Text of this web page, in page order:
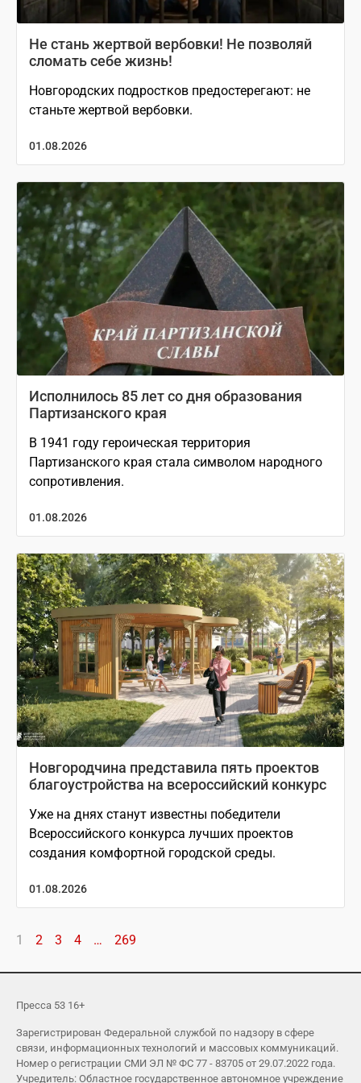
Не стань жертвой вербовки! Не позволяй
сломать себе жизнь!
Новгородских подростков предостерегают: не
станьте жертвой вербовки.
01.08.2026
Исполнилось 85 лет со дня образования
Партизанского края
В 1941 году героическая территория
Партизанского края стала символом народного
сопротивления.
01.08.2026
Новгородчина представила пять проектов
благоустройства на всероссийский конкурс
Уже на днях станут известны победители
Всероссийского конкурса лучших проектов
создания комфортной городской среды.
01.08.2026
1 2 3 4 … 269
Пресса 53 16+
Зарегистрирован Федеральной службой по надзору в сфере
связи, информационных технологий и массовых коммуникаций.
Номер о регистрации СМИ ЭЛ № ФС 77 - 83705 от 29.07.2022 года.
Учредитель: Областное государственное автономное учреждение